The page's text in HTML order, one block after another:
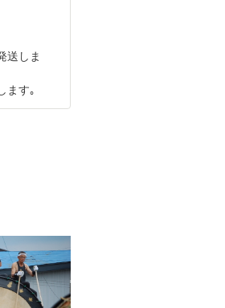
送しま
ます｡